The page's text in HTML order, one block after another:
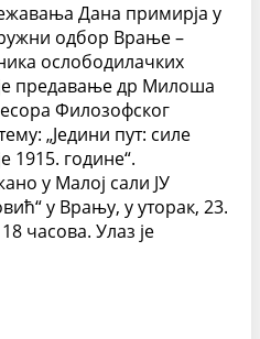
Дана примирја у
одбор Врање –
ослободилачких
предавање др Милоша
Филозофског
„Једини пут: силе
1915. године“.
у Малој сали ЈУ
у Врању, у уторак, 23.
часова. Улаз је